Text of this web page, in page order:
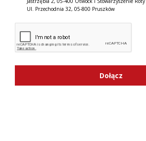
Ul. Przechodnia 32, 05-800 Pruszków
Dołącz